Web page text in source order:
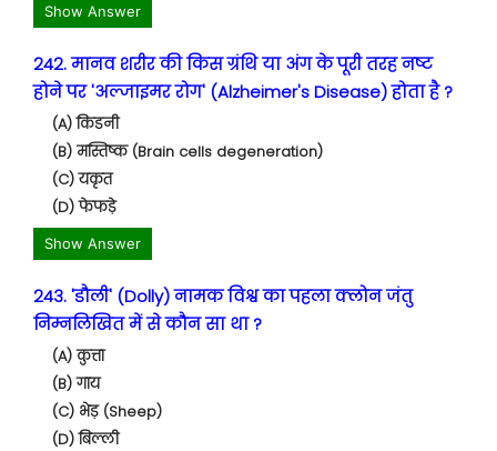
Show Answer
242. मानव शरीर की किस ग्रंथि या अंग के पूरी तरह नष्ट
होने पर 'अल्जाइमर रोग' (Alzheimer's Disease) होता है ?
(A) किडनी
(B) मस्तिष्क (Brain cells degeneration)
(C) यकृत
(D) फेफड़े
Show Answer
243. 'डौली' (Dolly) नामक विश्व का पहला क्लोन जंतु
निम्नलिखित में से कौन सा था ?
(A) कुत्ता
(B) गाय
(C) भेड़ (Sheep)
(D) बिल्ली